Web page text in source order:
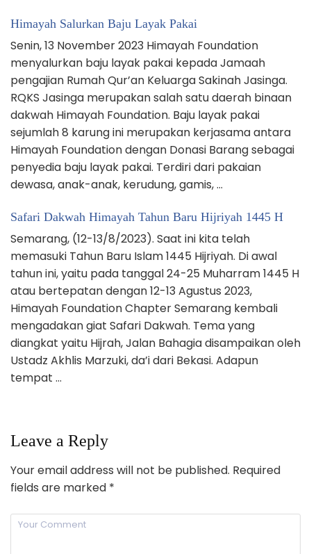
Himayah Salurkan Baju Layak Pakai
Senin, 13 November 2023 Himayah Foundation
menyalurkan baju layak pakai kepada Jamaah
pengajian Rumah Qur’an Keluarga Sakinah Jasinga.
RQKS Jasinga merupakan salah satu daerah binaan
dakwah Himayah Foundation. Baju layak pakai
sejumlah 8 karung ini merupakan kerjasama antara
Himayah Foundation dengan Donasi Barang sebagai
penyedia baju layak pakai. Terdiri dari pakaian
dewasa, anak-anak, kerudung, gamis, …
Safari Dakwah Himayah Tahun Baru Hijriyah 1445 H
Semarang, (12-13/8/2023). Saat ini kita telah
memasuki Tahun Baru Islam 1445 Hijriyah. Di awal
tahun ini, yaitu pada tanggal 24-25 Muharram 1445 H
atau bertepatan dengan 12-13 Agustus 2023,
Himayah Foundation Chapter Semarang kembali
mengadakan giat Safari Dakwah. Tema yang
diangkat yaitu Hijrah, Jalan Bahagia disampaikan oleh
Ustadz Akhlis Marzuki, da’i dari Bekasi. Adapun
tempat …
Leave a Reply
Your email address will not be published. Required
fields are marked *